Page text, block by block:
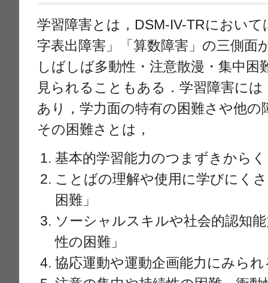
学習障害とは，DSM-IV-TRにおいて
字表出障害」「算数障害」の三側面
しばしば多動性・注意散漫・集中困
見られることもある．学習障害に
あり，学力面の特有の困難さや他の
その困難さとは，
基本的学習能力のつまずきから
ことばの理解や使用に学びにく
困難」
ソーシャルスキルや社会的認知
性の困難」
協応運動や運動企画能力にみら